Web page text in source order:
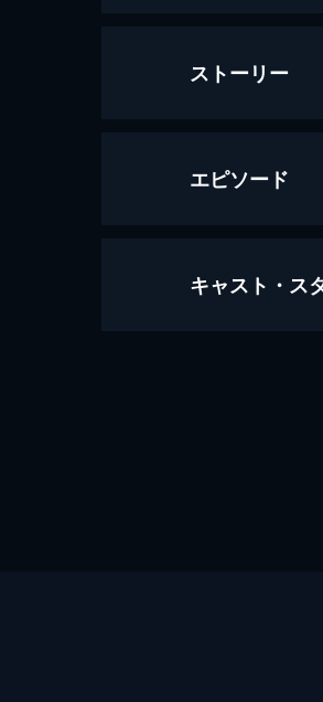
ストーリー
エピソード
CAST#6～水美
キャスト・ス